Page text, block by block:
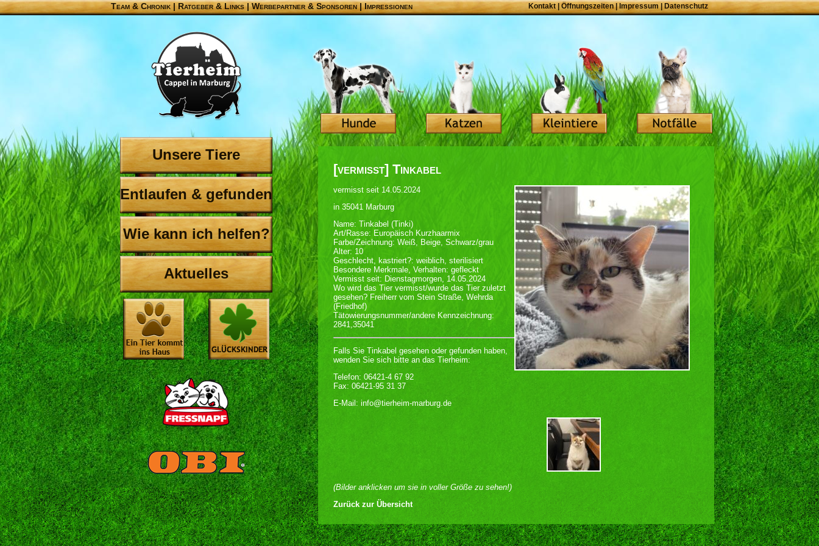
Team & Chronik |Ratgeber & Links|Werbepartner & Sponsoren|Impressionen Kontakt Öffnungszeiten| Impressum|Datenschutz
Unsere Tiere
Entlaufen & gefunden
Wie kann ich helfen?
Aktuelles
[vermisst] Tinkabel
vermisst seit 14.05.2024
in 35041 Marburg
Name: Tinkabel (Tinki)
Art/Rasse: Europäisch Kurzhaarmix
Farbe/Zeichnung: Weiß, Beige, Schwarz/grau
Alter: 10
Geschlecht, kastriert?: weiblich, sterilisiert
Besondere Merkmale, Verhalten: gefleckt
Vermisst seit: Dienstagmorgen, 14.05.2024
Wo wird das Tier vermisst/wurde das Tier zuletzt
gesehen? Freiherr vom Stein Straße, Wehrda
(Friedhof)
Tätowierungsnummer/andere Kennzeichnung:
2841,35041
Falls Sie Tinkabel gesehen oder gefunden haben,
wenden Sie sich bitte an das Tierheim:
Telefon: 06421-4 67 92
Fax: 06421-95 31 37
E-Mail: info@tierheim-marburg.de
(Bilder anklicken um sie in voller Größe zu sehen!)
Zurück zur Übersicht